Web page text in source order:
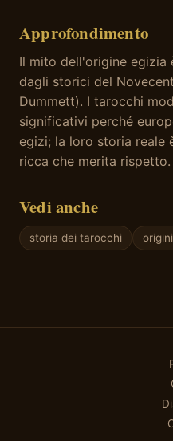
Approfondimento
Il mito dell'origine
dagli storici del
Dummett). I tarocchi
significativi perché
egizi; la loro storia reale
ricca che merita rispetto.
Vedi anche
storia dei tarocchi